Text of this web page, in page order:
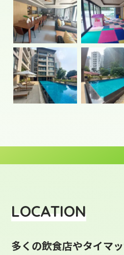
LOCATION
多くの飲食店やタイマ